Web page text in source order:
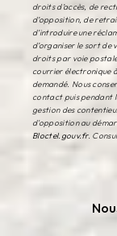
droits d’accès, de
d’opposition, de
d’introduire une
d’organiser le sort de
droits par voie
courrier électronique
demandé. Nous
contact puis pendant
gestion des
d'opposition au
Bloctel.gouv.fr.